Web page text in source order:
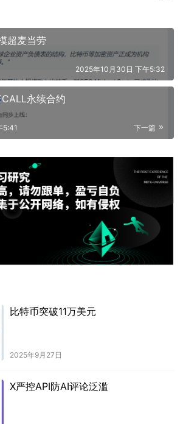
超麦当劳
2025年10月30日 下午5:32
永续合约
下一篇
5:41
比特币突破11万美元
2025年9月27日
X严控API防AI评论泛滥